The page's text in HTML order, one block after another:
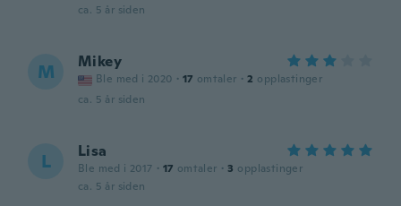
ca. 5 år siden
M Mikey
Ble med i 2020 · 17 omtaler · 2 opplastinger
ca. 5 år siden
L Lisa
Ble med i 2017 · 17 omtaler · 3 opplastinger
ca. 5 år siden